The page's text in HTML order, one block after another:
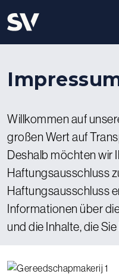
Willkommen auf
großen Wert auf
Deshalb möchten wir
Haftungsausschluss
Haftungsausschluss
Informationen über
und die Inhalte, die